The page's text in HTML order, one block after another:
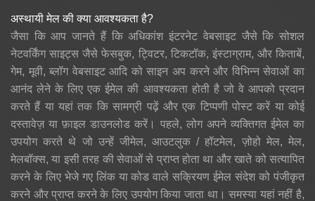
अस्थायी मेल की क्या आवश्यकता है?
जैसा कि आप जानते हैं कि अधिकांश इंटरनेट वेबसाइट जैसे कि सोशल
नेटवर्किंग साइट्स जैसे फेसबुक, ट्विटर, टिकटॉक, इंस्टाग्राम, और किताबें,
गेम, मूवी, ब्लॉग वेबसाइट आदि को साइन अप करने और विभिन्न सेवाओं का
आनंद लेने के लिए एक ईमेल की आवश्यकता होती है जो वे आपको प्रदान
करते हैं या यहां तक ​​कि सामग्री पढ़ें और एक टिप्पणी पोस्ट करें या कोई
दस्तावेज़ या फ़ाइल डाउनलोड करें। पहले, लोग अपने व्यक्तिगत ईमेल का
उपयोग करते थे जो उन्हें जीमेल, आउटलुक / हॉटमेल, ज़ोहो मेल, मेल,
मेलबॉक्स, या इसी तरह की सेवाओं से प्राप्त होता था और खाते को सत्यापित
करने के लिए भेजे गए लिंक या कोड वाले सक्रियण ईमेल संदेश को पंजीकृत
करने और प्राप्त करने के लिए उपयोग किया जाता था। समस्या यहां नहीं है,